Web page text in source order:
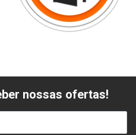
nossas ofertas!